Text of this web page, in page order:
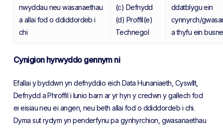
nwyddau neu wasanaethau
a allai fod o ddiddordeb i
chi
(c) Defnydd
(d) Proffil(e)
Technegol
ddatblygu ein
cynnyrch/
a thyfu ein
Cynigion hyrwyddo gennym ni
Efallai y byddwn yn defnyddio eich Data Hunaniaeth, Cyswllt,
Defnydd a Phroffil i lunio barn ar yr hyn y credwn y gallech fod
ei eisiau neu ei angen, neu beth allai fod o ddiddordeb i chi.
Dyma sut rydym yn penderfynu pa gynhyrchion, gwasanaethau